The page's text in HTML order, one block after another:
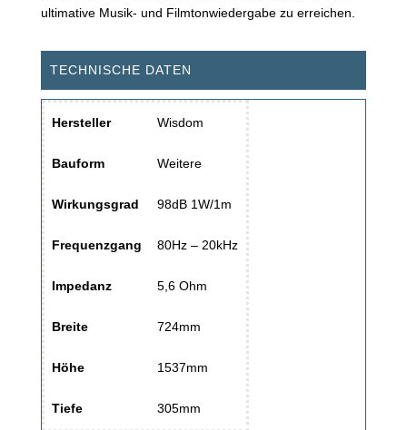
ultimative Musik- und Filmtonwiedergabe zu erreichen.
TECHNISCHE DATEN
Hersteller Wisdom
Bauform Weitere
Wirkungsgrad 98dB 1W/1m
Frequenzgang 80Hz – 20kHz
Impedanz 5,6 Ohm
Breite 724mm
Höhe 1537mm
Tiefe 305mm